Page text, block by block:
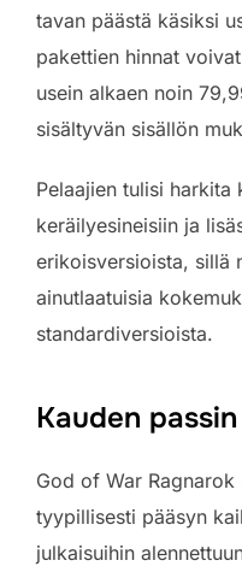
tavan päästä käsiksi
pakettien hinnat
usein alkaen noin
sisältyvän sisällön
Pelaajien tulisi harkita
keräilyesineisiin ja
erikoisversioista, sillä
ainutlaatuisia
standardiversioista.
Kauden
God of War
tyypillisesti pääsyn
julkaisuihin